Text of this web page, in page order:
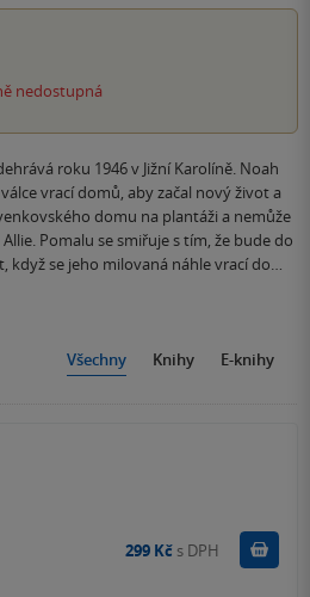
nedostupná
roku 1946 v Jižní Karolíně. Noah
vrací domů, aby začal nový život a
domu na plantáži a nemůže
Pomalu se smiřuje s tím, že bude do
když se jeho milovaná náhle vrací do…
Všechny Knihy E-knihy
299 Kč s DPH